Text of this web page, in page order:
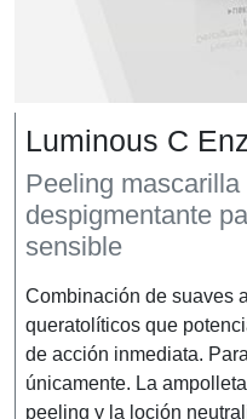
Luminous C
Peeling mascarilla
despigmentante
sensible
Combinación de suaves
queratolíticos que
de acción inmediata.
únicamente. La
peeling y la loción